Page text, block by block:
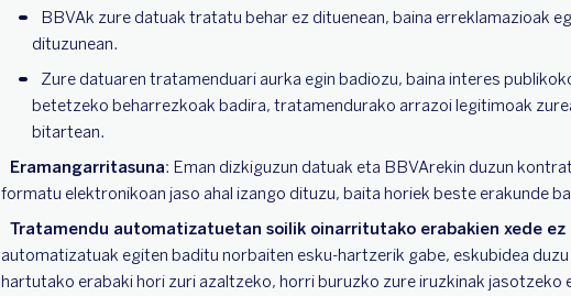
BBVAk zure datuak tratatu behar ez dituenean, baina erreklamazioak
dituzunean.
Zure datuaren tratamenduari aurka egin badiozu, baina interes
betetzeko beharrezkoak badira, tratamendurako arrazoi legitimoak
bitartean.
Eramangarritasuna: Eman dizkiguzun datuak eta BBVArekin duzun
formatu elektronikoan jaso ahal izango dituzu, baita horiek beste erakunde
Tratamendu automatizatuetan soilik oinarritutako erabakien xede ez
automatizatuak egiten baditu norbaiten esku-hartzerik gabe, eskubidea
hartutako erabaki hori zuri azaltzeko, horri buruzko zure iruzkinak jasotzeko